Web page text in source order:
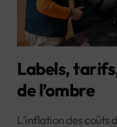
Labels,
de l’ombre
L’inflation des coûts